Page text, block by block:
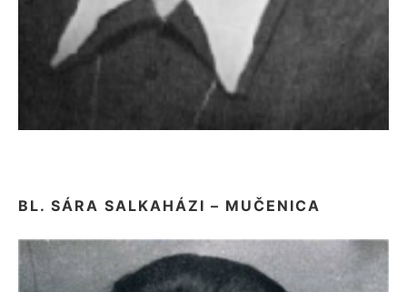
BL. SÁRA SALKAHÁZI – MUČENICA